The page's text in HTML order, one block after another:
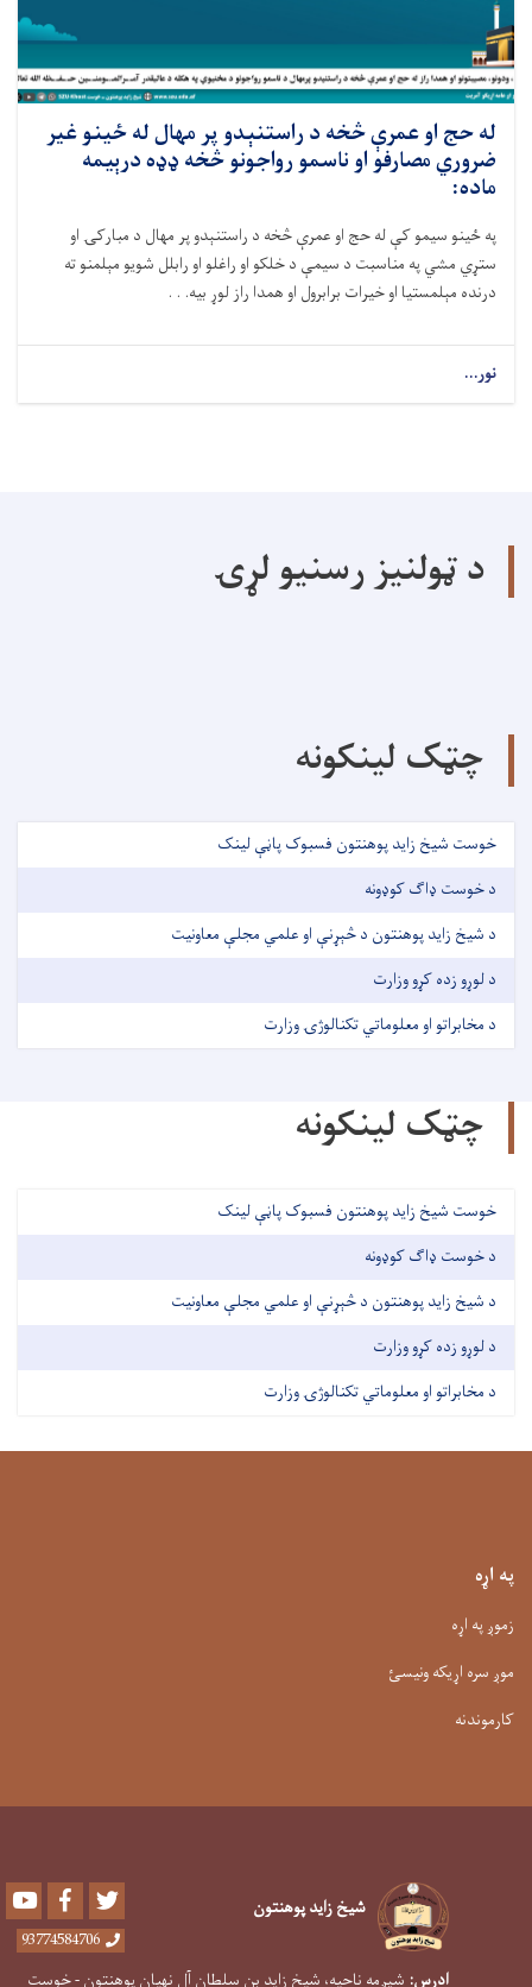
له حج او عمرې څخه د راستنېدو پر مهال له ځينو غير
ضروري مصارفو او ناسمو رواجونو څخه ډډه درېیمه
ماده:
په ځینو سیمو کې له حج او عمرې څخه د راستنېدو پر مهال د مبارکۍ او
ستړي مشي په مناسبت د سيمې د خلکو او راغلو او رابلل شویو مېلمنو ته
درنده مېلمستيا او خیرات برابرول او همدا راز لوړ بيه. . .
نور...
د ټولنیز رسنیو لړۍ
چټک لینکونه
خوست شیخ زاید پوهنتون فسبوک پاڼې لینک
د خوست ډاګ کوډونه
د شیخ زاید پوهنتون د څېړنې او علمي مجلې معاونیت
د لوړو زده کړو وزارت
د مخابراتو او معلوماتي تکنالوژۍ وزارت
چټک لینکونه
خوست شیخ زاید پوهنتون فسبوک پاڼې لینک
د خوست ډاګ کوډونه
د شیخ زاید پوهنتون د څېړنې او علمي مجلې معاونیت
د لوړو زده کړو وزارت
د مخابراتو او معلوماتي تکنالوژۍ وزارت
په اړه
زموږ په اړه
موږ سره اړیکه ونیسئ
کارموندنه
شیخ زاید پوهنتون Youtube Facebook
93774584706
ادرس: شپږمه ناحیه، شیخ زاید بن سلطان آل نهیان پوهنتون - خوست